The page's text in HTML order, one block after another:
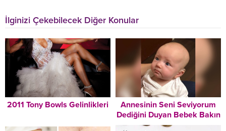
İlginizi Çekebilecek Diğer Konular
2011 Tony Bowls Gelinlikleri
Annesinin Seni Seviyorum
Dediğini Duyan Bebek Bakın
Nasıl Duygulandı